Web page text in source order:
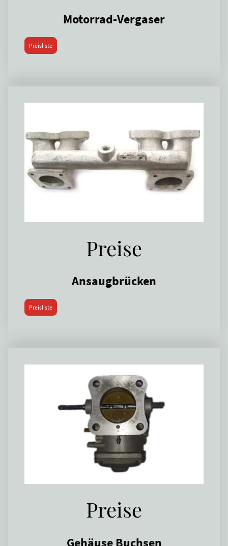
Motorrad-Vergaser
Preisliste
Preise
Ansaugbrücken
Preisliste
Preise
Gehäuse Buchsen